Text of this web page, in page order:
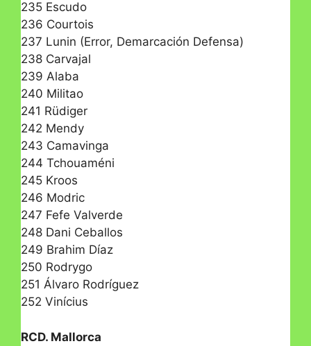
235 Escudo
236 Courtois
237 Lunin (Error, Demarcación Defensa)
238 Carvajal
239 Alaba
240 Militao
241 Rüdiger
242 Mendy
243 Camavinga
244 Tchouaméni
245 Kroos
246 Modric
247 Fefe Valverde
248 Dani Ceballos
249 Brahim Díaz
250 Rodrygo
251 Álvaro Rodríguez
252 Vinícius
RCD. Mallorca